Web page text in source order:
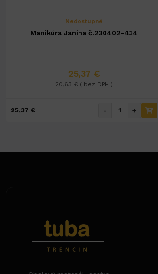
Nedostupné
Manikúra Janina č.230402-434
25,37 €
20,63 € ( bez DPH )
25,37 € - +